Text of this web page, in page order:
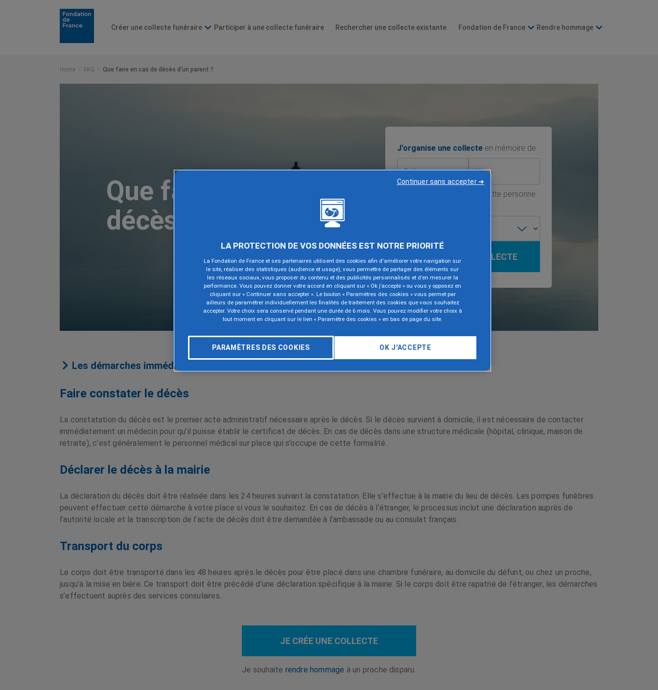
Créer une collecte funéraire Participer à une collecte funéraire Rechercher une collecte existante Fondation de France Rendre hommage
Home FAQ Que faire en cas de décès d’un parent ?
Que faire en cas de
décès d'un parent ?
J’organise une collecte en mémoire de
que cette personne
JE CRÉE UNE COLLECTE
Les démarches immédiates après le décès
Faire constater le décès
La constatation du décès est le premier acte administratif nécessaire après le décès. Si le décès survient à domicile, il est nécessaire de contacter
immédiatement un médecin pour qu’il puisse établir le certificat de décès. En cas de décès dans une structure médicale (hôpital, clinique, maison de
retraite), c’est généralement le personnel médical sur place qui s’occupe de cette formalité.
Déclarer le décès à la mairie
La déclaration du décès doit être réalisée dans les 24 heures suivant la constatation. Elle s’effectue à la mairie du lieu de décès. Les pompes funèbres
peuvent effectuer cette démarche à votre place si vous le souhaitez. En cas de décès à l’étranger, le processus inclut une déclaration auprès de
l’autorité locale et la transcription de l’acte de décès doit être demandée à l’ambassade ou au consulat français.
Transport du corps
Le corps doit être transporté dans les 48 heures après le décès pour être placé dans une chambre funéraire, au domicile du défunt, ou chez un proche,
jusqu’à la mise en bière. Ce transport doit être précédé d’une déclaration spécifique à la mairie. Si le corps doit être rapatrié de l’étranger, les démarches
s’effectuent auprès des services consulaires.
JE CRÉE UNE COLLECTE
Je souhaite rendre hommage à un proche disparu.
LA PROTECTION DE VOS DONNÉES EST NOTRE PRIORITÉ
La Fondation de France et ses partenaires utilisent des cookies afin d'améliorer votre navigation sur
le site, réaliser des statistiques (audience et usage), vous permettre de partager des éléments sur
les réseaux sociaux, vous proposer du contenu et des publicités personnalisés et d’en mesurer la
performance. Vous pouvez donner votre accord en cliquant sur « Ok j’accepte » ou vous y opposez en
cliquant sur « Continuer sans accepter ». Le bouton « Paramètres des cookies » vous permet par
ailleurs de paramétrer individuellement les finalités de traitement des cookies que vous souhaitez
accepter. Votre choix sera conservé pendant une durée de 6 mois. Vous pouvez modifier votre choix à
tout moment en cliquant sur le lien « Paramètre des cookies » en bas de page du site.
PARAMÈTRES DES COOKIES OK J'ACCEPTE
Continuer sans accepter ➜